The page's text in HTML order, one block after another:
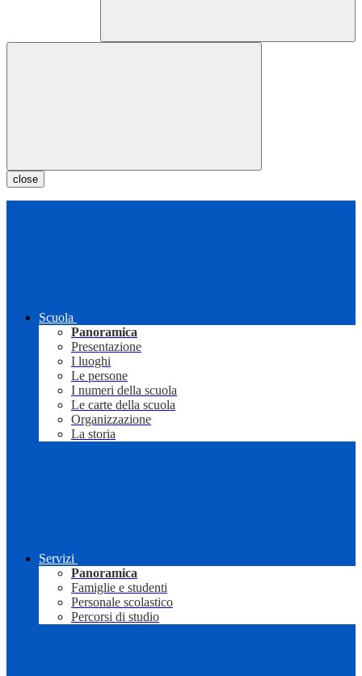
close
Scuola
Panoramica
Presentazione
I luoghi
Le persone
I numeri della scuola
Le carte della scuola
Organizzazione
La storia
Servizi
Panoramica
Famiglie e studenti
Personale scolastico
Percorsi di studio